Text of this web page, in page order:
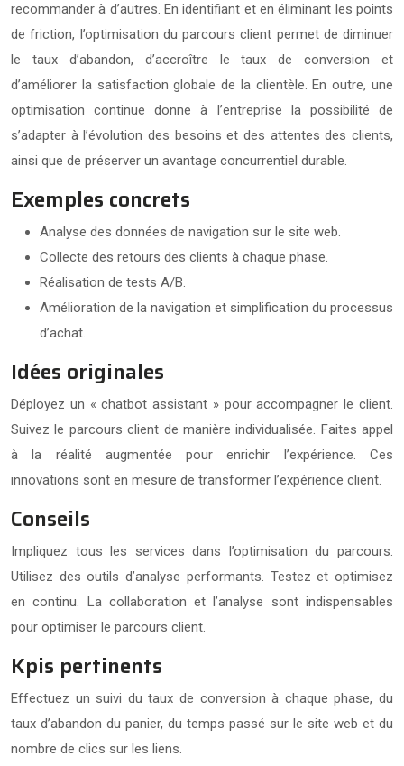
recommander à d’autres. En identifiant et en éliminant les points
de friction, l’optimisation du parcours client permet de diminuer
le taux d’abandon, d’accroître le taux de conversion et
d’améliorer la satisfaction globale de la clientèle. En outre, une
optimisation continue donne à l’entreprise la possibilité de
s’adapter à l’évolution des besoins et des attentes des clients,
ainsi que de préserver un avantage concurrentiel durable.
Exemples concrets
Analyse des données de navigation sur le site web.
Collecte des retours des clients à chaque phase.
Réalisation de tests A/B.
Amélioration de la navigation et simplification du processus
d’achat.
Idées originales
Déployez un « chatbot assistant » pour accompagner le client.
Suivez le parcours client de manière individualisée. Faites appel
à la réalité augmentée pour enrichir l’expérience. Ces
innovations sont en mesure de transformer l’expérience client.
Conseils
Impliquez tous les services dans l’optimisation du parcours.
Utilisez des outils d’analyse performants. Testez et optimisez
en continu. La collaboration et l’analyse sont indispensables
pour optimiser le parcours client.
Kpis pertinents
Effectuez un suivi du taux de conversion à chaque phase, du
taux d’abandon du panier, du temps passé sur le site web et du
nombre de clics sur les liens.